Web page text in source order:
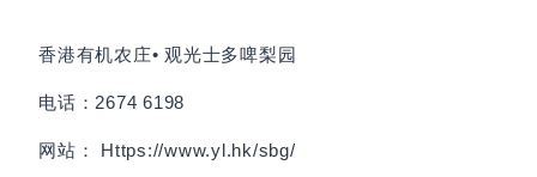
香港有机农庄• 观光士多啤梨园
电话：2674 6198
网站： Https://www.yl.hk/sbg/